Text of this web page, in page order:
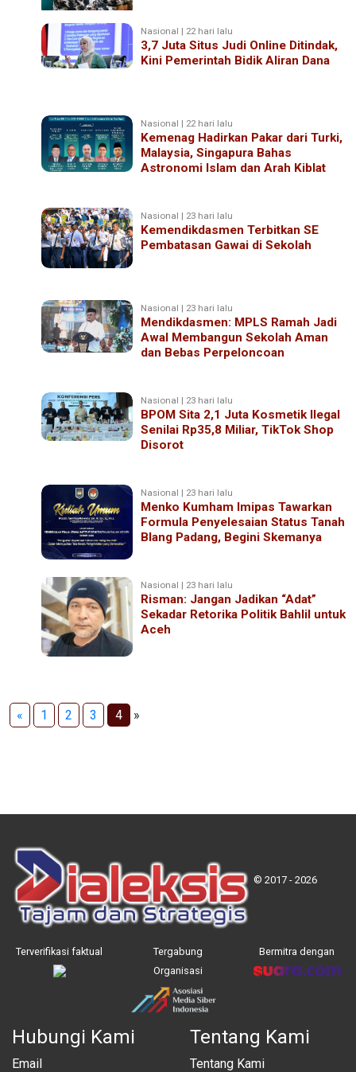
Nasional | 22 hari lalu
3,7 Juta Situs Judi Online Ditindak,
Kini Pemerintah Bidik Aliran Dana
Nasional | 22 hari lalu
Kemenag Hadirkan Pakar dari Turki,
Malaysia, Singapura Bahas
Astronomi Islam dan Arah Kiblat
Nasional | 23 hari lalu
Kemendikdasmen Terbitkan SE
Pembatasan Gawai di Sekolah
Nasional | 23 hari lalu
Mendikdasmen: MPLS Ramah Jadi
Awal Membangun Sekolah Aman
dan Bebas Perpeloncoan
Nasional | 23 hari lalu
BPOM Sita 2,1 Juta Kosmetik Ilegal
Senilai Rp35,8 Miliar, TikTok Shop
Disorot
Nasional | 23 hari lalu
Menko Kumham Imipas Tawarkan
Formula Penyelesaian Status Tanah
Blang Padang, Begini Skemanya
Nasional | 23 hari lalu
Risman: Jangan Jadikan “Adat”
Sekadar Retorika Politik Bahlil untuk
Aceh
« 1 2 3 4 »
© 2017 - 2026
Terverifikasi faktual
Tergabung
Organisasi
Bermitra dengan
Hubungi Kami
Email
Tentang Kami
Tentang Kami